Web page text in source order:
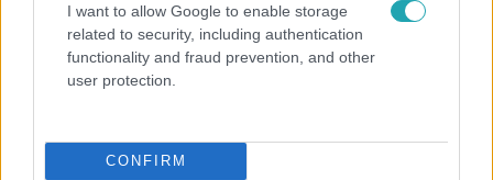
I want to allow Google to enable storage
related to security, including authentication
functionality and fraud prevention, and other
user protection.
CONFIRM
2025. november 24. 20:00
„Letört fog, eső, nulla smink” – Sápi Vivi bevitte a
Sápi Vivi TOP TikTok díjat nyert a Creator Awardson, és